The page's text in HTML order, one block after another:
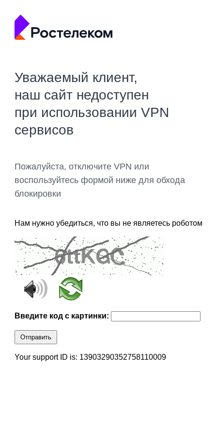
Уважаемый клиент,
наш сайт недоступен
при использовании VPN
сервисов
Пожалуйста, отключите VPN или
воспользуйтесь формой ниже для обхода
блокировки
Нам нужно убедиться, что вы не являетесь роботом
Введите код с картинки:
Отправить
Your support ID is: 13903290352758110009